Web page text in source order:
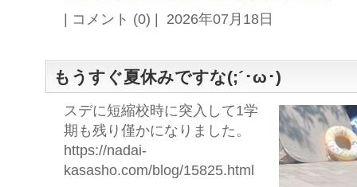
| コメント (0) | 2026年07月18日
もうすぐ夏休みですな(;´･ω･)
スデに短縮校時に突入して1学
期も残り僅かになりました。
https://nadai-
kasasho.com/blog/15825.html